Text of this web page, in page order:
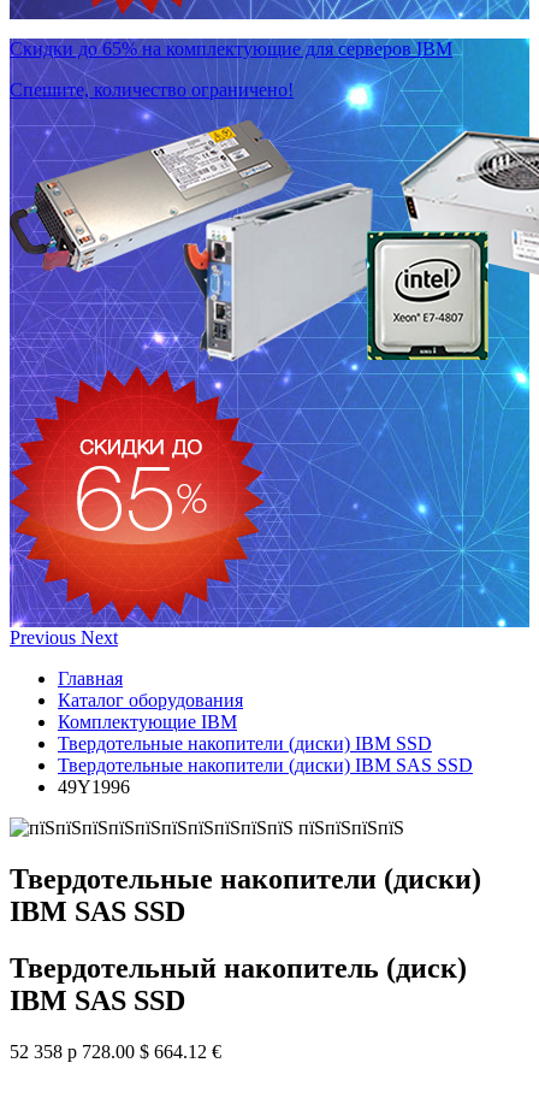
Скидки до 65% на комплектующие для серверов IBM
Спешите, количество ограничено!
Previous Next
Главная
Каталог оборудования
Комплектующие IBM
Твердотельные накопители (диски) IBM SSD
Твердотельные накопители (диски) IBM SAS SSD
49Y1996
Твердотельные накопители (диски)
IBM SAS SSD
Твердотельный накопитель (диск)
IBM SAS SSD
52 358 р 728.00 $ 664.12 €